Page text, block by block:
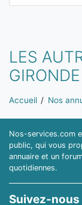
LES
GIRONDE
Vous êtes ici:
Accueil Nos
Nos-services.com
public, qui vous
annuaire et un
quotidiennes.
Suivez-nous